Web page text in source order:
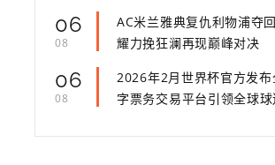
06
08
AC米兰雅典复仇利物浦夺
耀力挽狂澜再现巅峰对决
06
08
2026年2月世界杯官方发布
字票务交易平台引领全球球